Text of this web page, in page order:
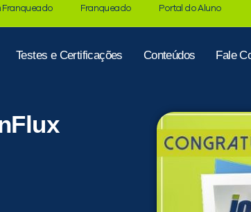
Franqueado Franqueado Portal do Aluno
Testes e Certificações Conteúdos Fale